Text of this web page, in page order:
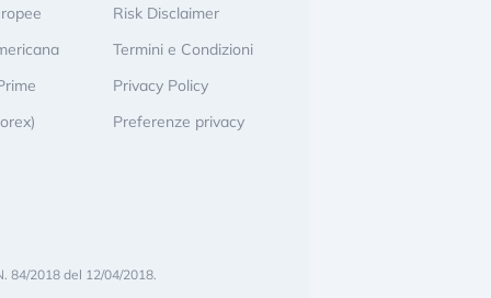
Risk Disclaimer
Termini e Condizioni
Privacy Policy
Preferenze privacy
84/2018 del 12/04/2018.